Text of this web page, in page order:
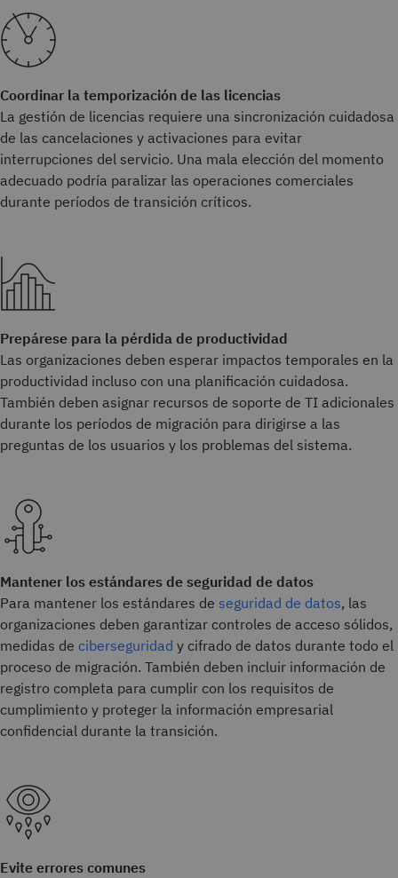
Coordinar la temporización de las licencias
La gestión de licencias requiere una sincronización cuidadosa
de las cancelaciones y activaciones para evitar
interrupciones del servicio. Una mala elección del momento
adecuado podría paralizar las operaciones comerciales
durante períodos de transición críticos.
Prepárese para la pérdida de productividad
Las organizaciones deben esperar impactos temporales en la
productividad incluso con una planificación cuidadosa.
También deben asignar recursos de soporte de TI adicionales
durante los períodos de migración para dirigirse a las
preguntas de los usuarios y los problemas del sistema.
Mantener los estándares de seguridad de datos
Para mantener los estándares de seguridad de datos, las
organizaciones deben garantizar controles de acceso sólidos,
medidas de ciberseguridad y cifrado de datos durante todo el
proceso de migración. También deben incluir información de
registro completa para cumplir con los requisitos de
cumplimiento y proteger la información empresarial
confidencial durante la transición.
Evite errores comunes